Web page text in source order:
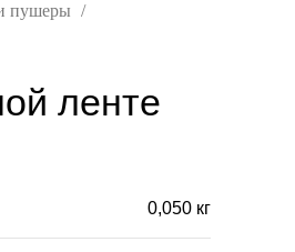
пушеры
ленте
0,050 кг